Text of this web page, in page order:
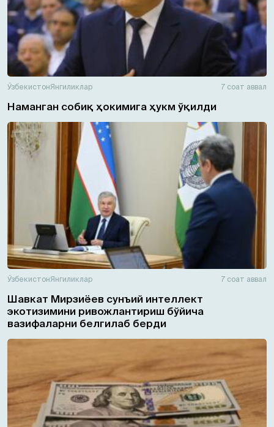
ЎзбекистонЯнгиликлар 7 соат аввал
Наманган собиқ ҳокимига ҳукм ўқилди
ЎзбекистонЯнгиликлар 7 соат аввал
Шавкат Мирзиёев сунъий интеллект
экотизимини ривожлантириш бўйича
вазифаларни белгилаб берди